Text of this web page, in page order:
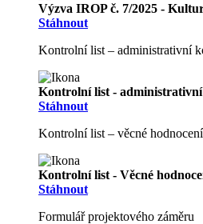
Výzva IROP č. 7/2025 -
Stáhnout
Kontrolní list – administrativní
Kontrolní list -
Stáhnout
Kontrolní list – věcné
Kontrolní list - Věcné
Stáhnout
Formulář projektového záměru